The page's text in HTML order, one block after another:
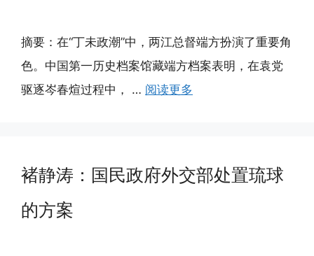
摘要：在“丁未政潮”中，两江总督端方扮演了重要角
色。中国第一历史档案馆藏端方档案表明，在袁党
驱逐岑春煊过程中， … 阅读更多
褚静涛：国民政府外交部处置琉球
的方案